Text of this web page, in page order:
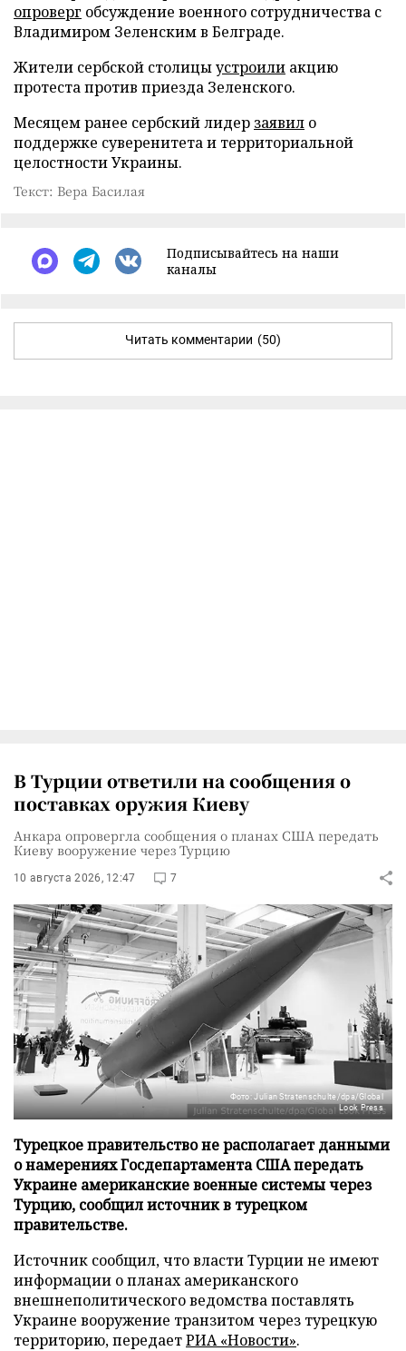
опроверг обсуждение военного сотрудничества с
Владимиром Зеленским в Белграде.
Жители сербской столицыустроили акцию
протеста против приезда Зеленского.
Месяцем ранее сербский лидер заявил о
поддержке суверенитета и территориальной
целостности Украины.
Текст: Вера Басилая
Подписывайтесь на наши
каналы
Читать комментарии (50)
В Турции ответили на сообщения о
поставках оружия Киеву
Анкара опровергла сообщения о планах США передать
Киеву вооружение через Турцию
10 августа 2026, 12:47 7
Фото: Julian Stratenschulte/dpa/Global
Look Press
Турецкое правительство не располагает данными
о намерениях Госдепартамента США передать
Украине американские военные системы через
Турцию, сообщил источник в турецком
правительстве.
Источник сообщил, что власти Турции не имеют
информации о планах американского
внешнеполитического ведомства поставлять
Украине вооружение транзитом через турецкую
территорию, передаетРИА «Новости».